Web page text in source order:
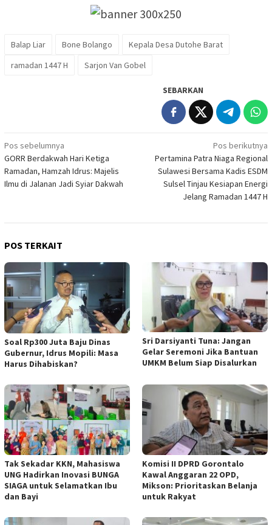
Balap Liar Bone Bolango
Kepala Desa Dutohe Barat
ramadan 1447 H
Sarjon Van Gobel
SEBARKAN
Navigasi
pos
Pos sebelumnya
GORR Berdakwah Hari Ketiga
Ramadan, Hamzah Idrus: Majelis
Ilmu di Jalanan Jadi Syiar Dakwah
Pos berikutnya
Pertamina Patra Niaga Regional
Sulawesi Bersama Kadis ESDM
Sulsel Tinjau Kesiapan Energi
Jelang Ramadan 1447 H
POS TERKAIT
Soal Rp300 Juta Baju Dinas
Gubernur, Idrus Mopili: Masa
Harus Dihabiskan?
Sri Darsiyanti Tuna: Jangan
Gelar Seremoni Jika Bantuan
UMKM Belum Siap Disalurkan
Tak Sekadar KKN, Mahasiswa
UNG Hadirkan Inovasi BUNGA
SIAGA untuk Selamatkan Ibu
dan Bayi
Komisi II DPRD Gorontalo
Kawal Anggaran 22 OPD,
Mikson: Prioritaskan Belanja
untuk Rakyat